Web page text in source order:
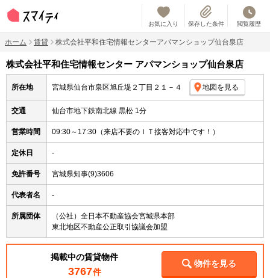
お気に入り 保存した条件 閲覧履歴
ホーム 賃貸 株式会社平和住宅情報センターアパマンショップ仙台泉店
株式会社平和住宅情報センター アパマンショップ仙台泉店
所在地 宮城県仙台市泉区旭丘堤２丁目２１－４ 地図を見る
交通 仙台市地下鉄南北線 黒松 1分
営業時間 09:30～17:30（来店不要のＩＴ接客対応中です！）
定休日 -
免許番号 宮城県知事(9)3606
代表者名 -
所属団体
（公社）全日本不動産協会宮城県本部
東北地区不動産公正取引協議会加盟
掲載中の賃貸物件
3767件
物件を見る